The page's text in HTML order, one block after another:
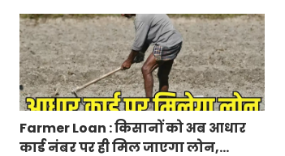
Farmer Loan : किसानों को अब आधार
कार्ड नंबर पर ही मिल जाएगा लोन,